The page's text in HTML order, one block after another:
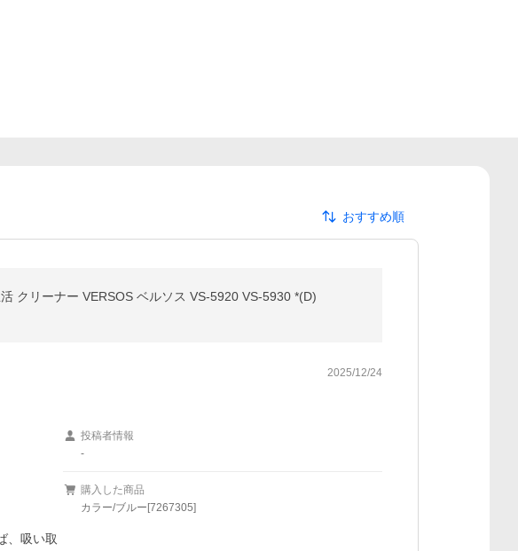
おすすめ順
クリーナー VERSOS ベルソス VS-5920 VS-5930 *(D)
2025/12/24
、吸い取
投稿者情報
-
購入した商品
カラー/ブルー[7267305]